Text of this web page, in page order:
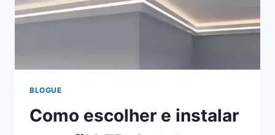
BLOGUE
Como escolher e instalar